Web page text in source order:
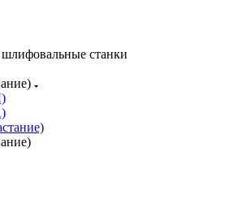
станки